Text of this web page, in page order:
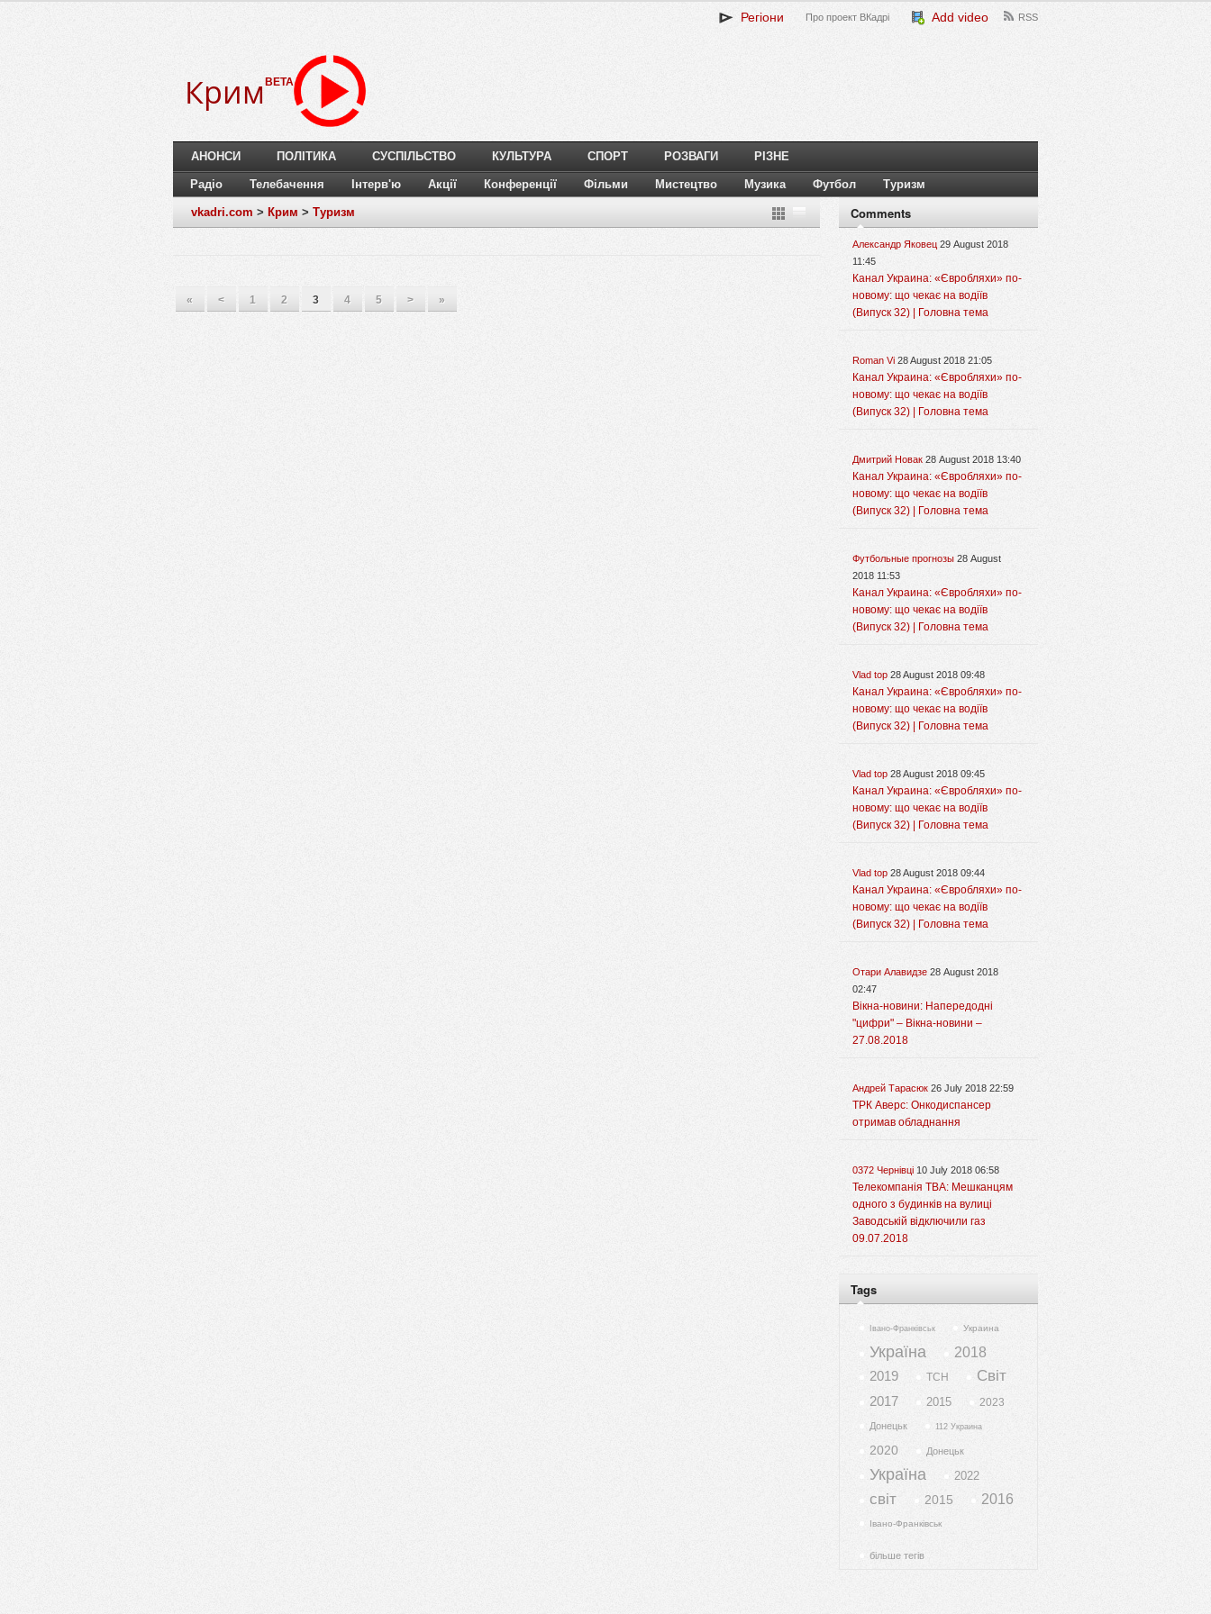
Регіони Про проект ВКадрі Add video RSS
Крим BETA
АНОНСИ ПОЛІТИКА СУСПІЛЬСТВО КУЛЬТУРА СПОРТ РОЗВАГИ РІЗНЕ
Радіо Телебачення Інтерв'ю Акції Конференції Фільми Мистецтво Музика Футбол Туризм
vkadri.com > Крим > Туризм
« < 1 2 3 4 5 > »
Comments
Александр Яковец 29 August 2018
11:45
Канал Украина: «Євробляхи» по-
новому: що чекає на водіїв
(Випуск 32) | Головна тема
Roman Vi 28 August 2018 21:05
Канал Украина: «Євробляхи» по-
новому: що чекає на водіїв
(Випуск 32) | Головна тема
Дмитрий Новак 28 August 2018 13:40
Канал Украина: «Євробляхи» по-
новому: що чекає на водіїв
(Випуск 32) | Головна тема
Футбольные прогнозы 28 August
2018 11:53
Канал Украина: «Євробляхи» по-
новому: що чекає на водіїв
(Випуск 32) | Головна тема
Vlad top 28 August 2018 09:48
Канал Украина: «Євробляхи» по-
новому: що чекає на водіїв
(Випуск 32) | Головна тема
Vlad top 28 August 2018 09:45
Канал Украина: «Євробляхи» по-
новому: що чекає на водіїв
(Випуск 32) | Головна тема
Vlad top 28 August 2018 09:44
Канал Украина: «Євробляхи» по-
новому: що чекає на водіїв
(Випуск 32) | Головна тема
Отари Алавидзе 28 August 2018
02:47
Вікна-новини: Напередодні
"цифри" – Вікна-новини –
27.08.2018
Андрей Тарасюк 26 July 2018 22:59
ТРК Аверс: Онкодиспансер
отримав обладнання
0372 Чернівці 10 July 2018 06:58
Телекомпанія ТВА: Мешканцям
одного з будинків на вулиці
Заводській відключили газ
09.07.2018
Tags
Івано-Франківськ Украина
Україна
2018
2019
ТСН Світ
2017 2015 2023
Донецьк 112 Украина
2020 Донецьк
Україна 2022
світ 2015 2016
Івано-Франківськ
більше тегів